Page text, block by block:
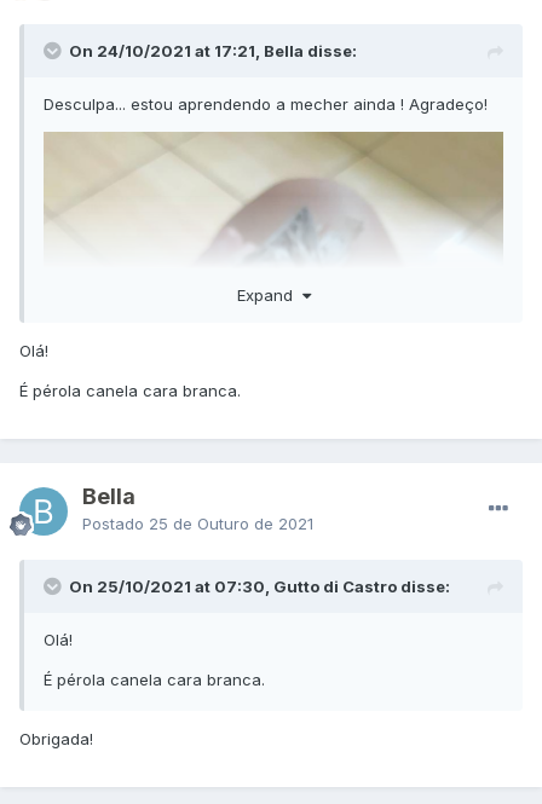
On 24/10/2021 at 17:21, Bella disse:
Desculpa... estou aprendendo a mecher ainda ! Agradeço!
Expand
Olá!
É pérola canela cara branca.
Bella
Postado 25 de Outuro de 2021
On 25/10/2021 at 07:30, Gutto di Castro disse:
Olá!
É pérola canela cara branca.
Obrigada!